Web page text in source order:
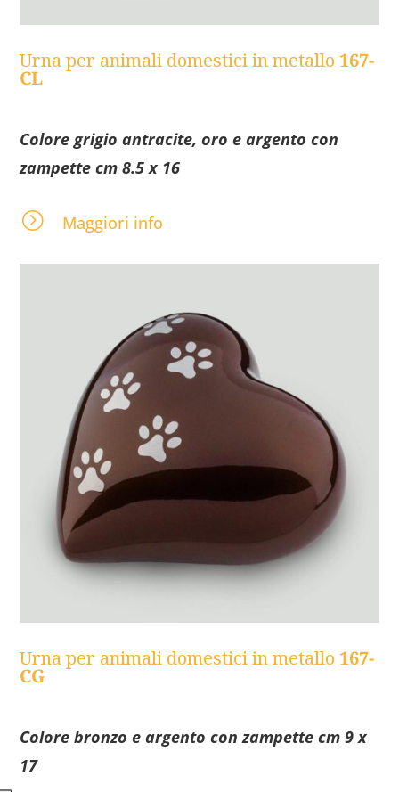
Urna per animali domestici in metallo 167-
CL
Colore grigio antracite, oro e argento con
zampette cm 8.5 x 16
= Maggiori info
Urna per animali domestici in metallo 167-
CG
Colore bronzo e argento con zampette cm 9 x
17